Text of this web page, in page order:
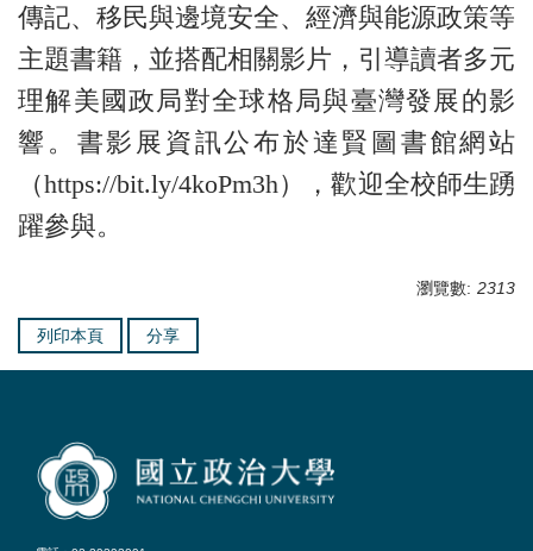
傳記、移民與邊境安全、經濟與能源政策等
主題書籍，並搭配相關影片，引導讀者多元
理解美國政局對全球格局與臺灣發展的影
響。書影展資訊公布於達賢圖書館網站
（https://bit.ly/4koPm3h），歡迎全校師生踴
躍參與。
瀏覽數: 2313
列印本頁 分享